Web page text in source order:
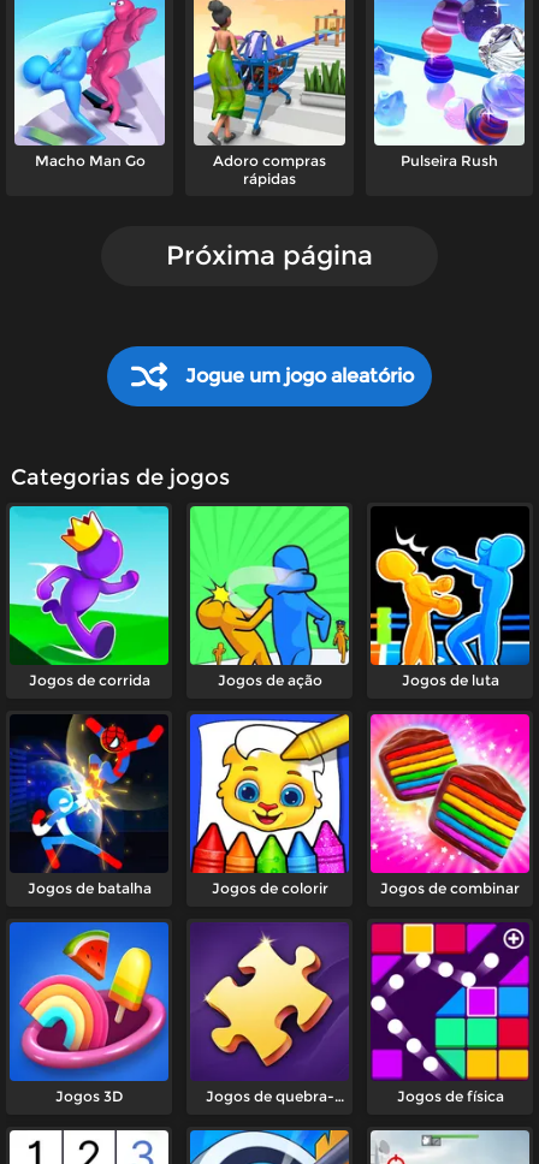
Macho Man Go
Adoro compras
rápidas
Pulseira Rush
Próxima página
Jogue um jogo aleatório
Categorias de jogos
Jogos de corrida Jogos de ação Jogos de luta
Jogos de batalha Jogos de colorir Jogos de combinar
Jogos 3D
Jogos de quebra-
Jogos de física